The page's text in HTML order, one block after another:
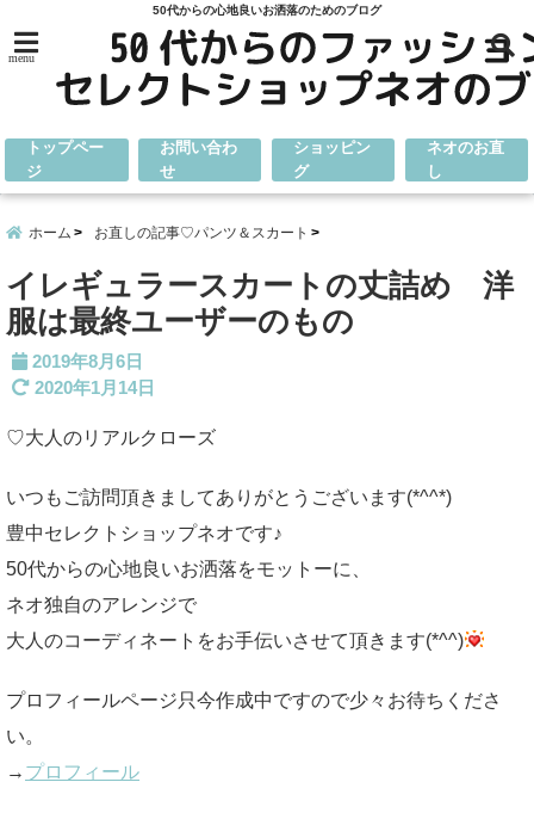
50代からの心地良いお洒落のためのブログ
menu
トップペー
ジ
お問い合わ
せ
ショッピン
グ
ネオのお直
し
ホーム お直しの記事♡パンツ＆スカート
イレギュラースカートの丈詰め 洋
服は最終ユーザーのもの
2019年8月6日
2020年1月14日
♡大人のリアルクローズ
いつもご訪問頂きましてありがとうございます(*^^*)
豊中セレクトショップネオです♪
50代からの心地良いお洒落をモットーに、
ネオ独自のアレンジで
大人のコーディネートをお手伝いさせて頂きます(*^^)
プロフィールページ只今作成中ですので少々お待ちくださ
い。
→ プロフィール